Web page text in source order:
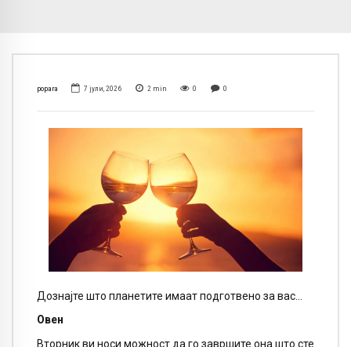
popara 7 јули, 2026 2 min 0 0
Дознајте што планетите имаат подготвено за вас…
Овен
Вторник ви носи можност да го завршите она што сте